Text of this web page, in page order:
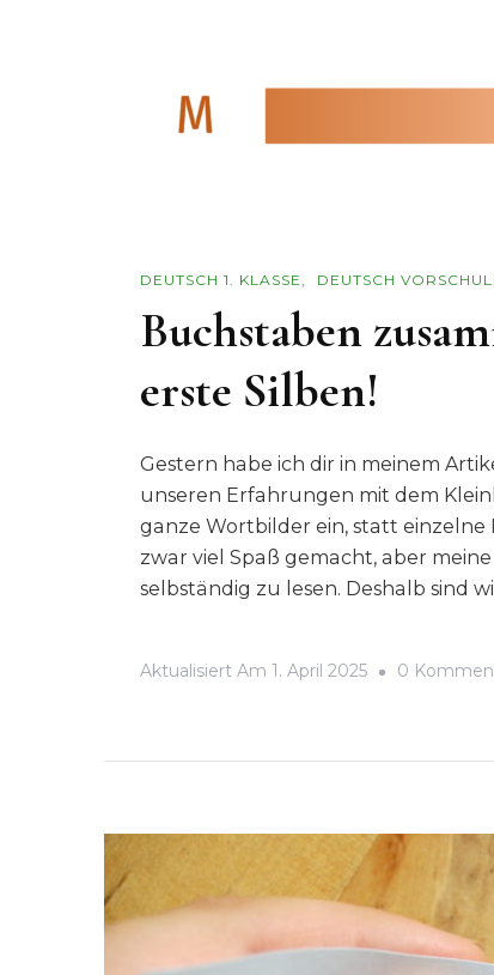
DEUTSCH 1. KLASSE DEUTSCH
Buchstaben
erste Silben!
Gestern habe ich dir in meinem
unseren Erfahrungen mit dem
ganze Wortbilder ein, statt einzelne
zwar viel Spaß gemacht, aber
selbständig zu lesen. Deshalb sind
Aktualisiert Am 1. April 2025 0